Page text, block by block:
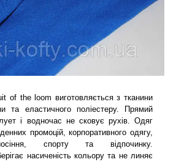
of the loom виготовляється з тканини
та еластичного поліестеру. Прямий
і водночас не сковує рухів. Одяг
промоцій, корпоративного одягу,
спорту та відпочинку.
насиченість кольору та не линяє